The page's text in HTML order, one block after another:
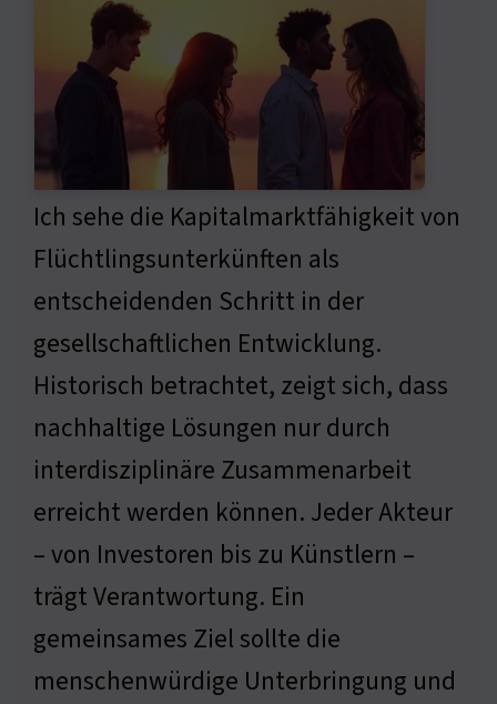
Ich sehe die Kapitalmarktfähigkeit von
Flüchtlingsunterkünften als
entscheidenden Schritt in der
gesellschaftlichen Entwicklung.
Historisch betrachtet, zeigt sich, dass
nachhaltige Lösungen nur durch
interdisziplinäre Zusammenarbeit
erreicht werden können. Jeder Akteur
– von Investoren bis zu Künstlern –
trägt Verantwortung. Ein
gemeinsames Ziel sollte die
menschenwürdige Unterbringung und